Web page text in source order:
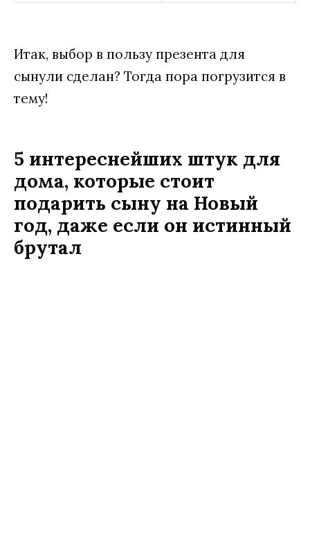
Итак, выбор в пользу презента для
сынули сделан? Тогда пора погрузится в
тему!
5 интереснейших штук для
дома, которые стоит
подарить сыну на Новый
год, даже если он истинный
брутал